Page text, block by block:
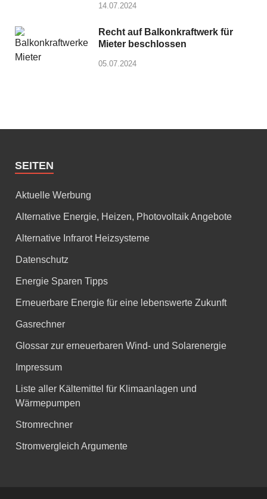
14.07.2024
Recht auf Balkonkraftwerk für
Mieter beschlossen
05.07.2024
SEITEN
Aktuelle Werbung
Alternative Energie, Heizen, Photovoltaik Angebote
Alternative Infrarot Heizsysteme
Datenschutz
Energie Sparen Tipps
Erneuerbare Energie für eine lebenswerte Zukunft
Gasrechner
Glossar zur erneuerbaren Wind- und Solarenergie
Impressum
Liste aller Kältemittel für Klimaanlagen und
Wärmepumpen
Stromrechner
Stromvergleich Argumente